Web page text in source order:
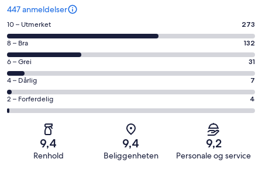
447 anmeldelser
Rangering
på
10
−
Utmerket.
273
av
totalt
anmeldelser.
10 – Utmerket 273
Rangering
på
8
−
Bra.
132
anmeldelser.
8 – Bra 132
Rangering
på
6
−
Grei.
6 – Grei 31
Rangering
på
4
4 – Dårlig 7
Rangering
på
Forferdelig.
2 – Forferdelig 4
9,4
Renhold
9,4
Beliggenheten
9,2
Personale og service